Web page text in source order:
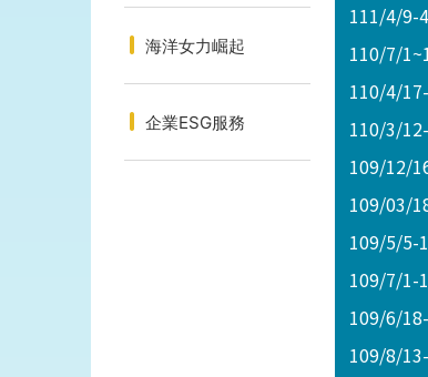
海洋女力崛起
企業ESG服務
111/4/9-
110/7/
110/4/
110/3/
109/12/
109/03/
109/5/5-
109/7/1-
109/6/
109/8/